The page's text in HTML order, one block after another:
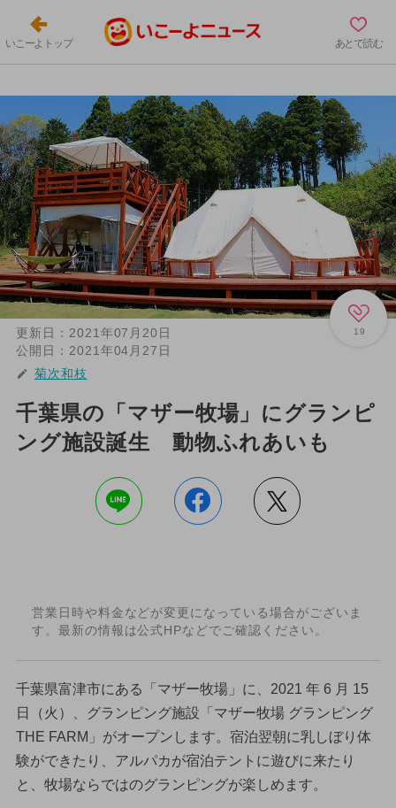
いこーよトップ あとで読む
19
更新日： 2021年07月20日
公開日： 2021年04月27日
菊次和枝
千葉県の「マザー牧場」にグランピ
ング施設誕生 動物ふれあいも
営業日時や料金などが変更になっている場合がございま
す。最新の情報は公式HPなどでご確認ください。
千葉県富津市にある「マザー牧場」に、2021 年 6 月 15
日（火）、グランピング施設「マザー牧場 グランピング
THE FARM」がオープンします。宿泊翌朝に乳しぼり体
験ができたり、アルパカが宿泊テントに遊びに来たり
と、牧場ならではのグランピングが楽しめます。